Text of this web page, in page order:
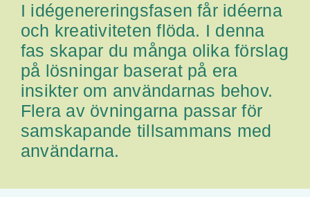
I idégenereringsfasen får idéerna
och kreativiteten flöda. I denna
fas skapar du många olika förslag
på lösningar baserat på era
insikter om användarnas behov.
Flera av övningarna passar för
samskapande tillsammans med
användarna.